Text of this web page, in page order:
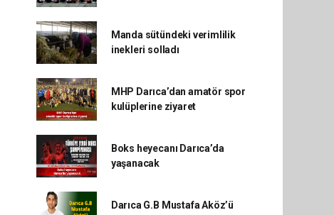
Manda sütündeki verimlilik
inekleri solladı
MHP Darıca’dan amatör spor
kulüplerine ziyaret
Boks heyecanı Darıca’da
yaşanacak
Darıca G.B Mustafa Aköz’ü